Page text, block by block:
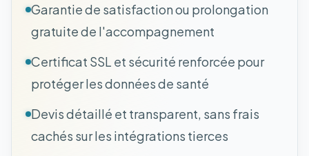
Garantie de satisfaction ou prolongation
gratuite de l'accompagnement
Certificat SSL et sécurité renforcée pour
protéger les données de santé
Devis détaillé et transparent, sans frais
cachés sur les intégrations tierces